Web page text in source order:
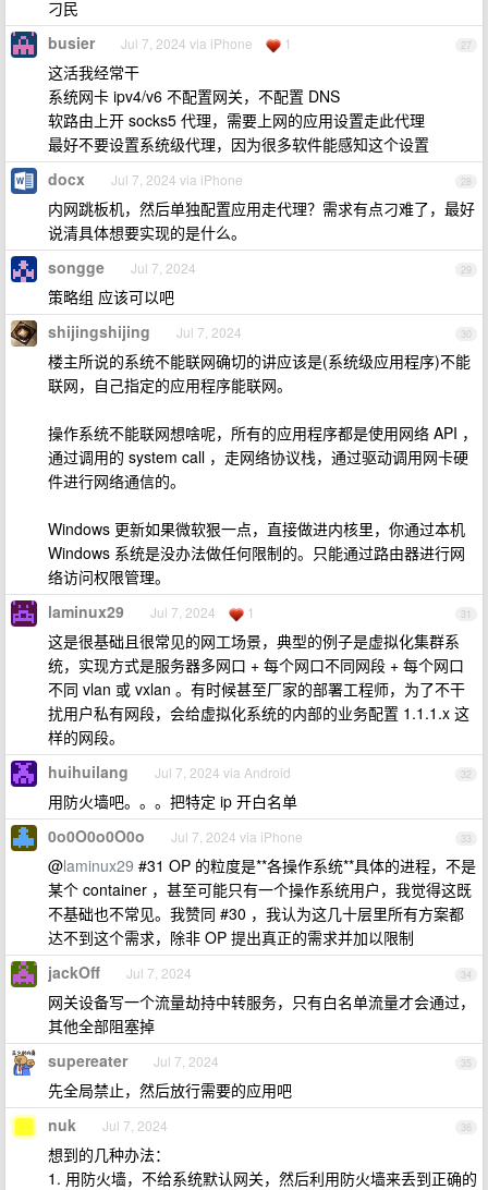
刁民
27
busier Jul 7, 2024 via iPhone 1
这活我经常干
系统网卡 ipv4/v6 不配置网关，不配置 DNS
软路由上开 socks5 代理，需要上网的应用设置走此代理
最好不要设置系统级代理，因为很多软件能感知这个设置
28
docx Jul 7, 2024 via iPhone
内网跳板机，然后单独配置应用走代理？需求有点刁难了，最好
说清具体想要实现的是什么。
29
songge Jul 7, 2024
策略组 应该可以吧
30
shijingshijing Jul 7, 2024
楼主所说的系统不能联网确切的讲应该是(系统级应用程序)不能
联网，自己指定的应用程序能联网。
操作系统不能联网想啥呢，所有的应用程序都是使用网络 API ，
通过调用的 system call ，走网络协议栈，通过驱动调用网卡硬
件进行网络通信的。
Windows 更新如果微软狠一点，直接做进内核里，你通过本机
Windows 系统是没办法做任何限制的。只能通过路由器进行网
络访问权限管理。
31
laminux29 Jul 7, 2024 1
这是很基础且很常见的网工场景，典型的例子是虚拟化集群系
统，实现方式是服务器多网口 + 每个网口不同网段 + 每个网口
不同 vlan 或 vxlan 。有时候甚至厂家的部署工程师，为了不干
扰用户私有网段，会给虚拟化系统的内部的业务配置 1.1.1.x 这
样的网段。
32
huihuilang Jul 7, 2024 via Android
用防火墙吧。。。把特定 ip 开白名单
33
0o0O0o0O0o Jul 7, 2024 via iPhone
@laminux29 #31 OP 的粒度是**各操作系统**具体的进程，不是
某个 container ，甚至可能只有一个操作系统用户，我觉得这既
不基础也不常见。我赞同 #30 ，我认为这几十层里所有方案都
达不到这个需求，除非 OP 提出真正的需求并加以限制
34
jackOff Jul 7, 2024
网关设备写一个流量劫持中转服务，只有白名单流量才会通过，
其他全部阻塞掉
35
supereater Jul 7, 2024
先全局禁止，然后放行需要的应用吧
36
nuk Jul 7, 2024
想到的几种办法：
1. 用防火墙，不给系统默认网关，然后利用防火墙来丢到正确的